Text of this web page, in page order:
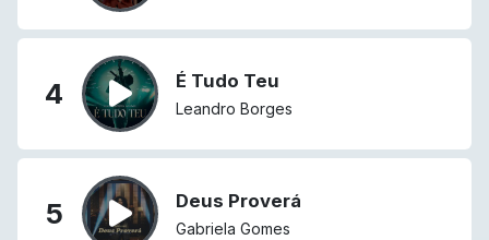
4 É Tudo Teu
Leandro Borges
5 Deus Proverá
Gabriela Gomes